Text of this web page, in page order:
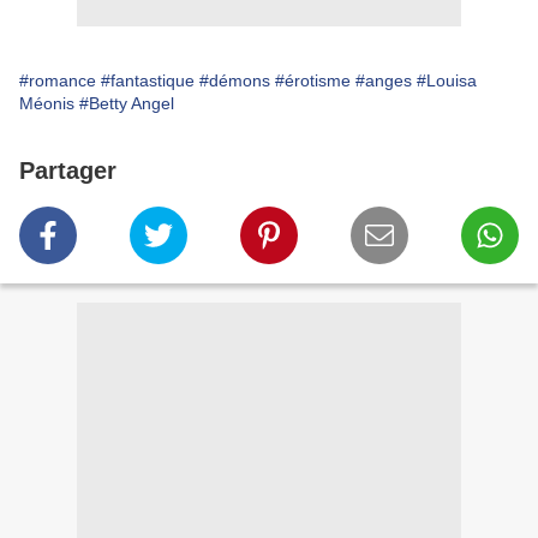
#romance #fantastique #démons #érotisme #anges #Louisa
Méonis #Betty Angel
Partager